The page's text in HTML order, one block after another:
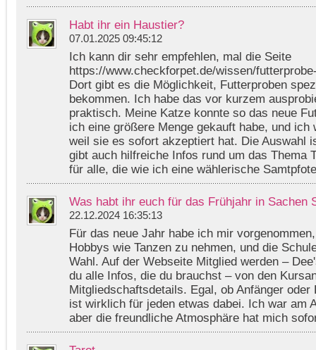
Habt ihr ein Haustier?
07.01.2025 09:45:12
Ich kann dir sehr empfehlen, mal die Seite
https://www.checkforpet.de/wissen/
Dort gibt es die Möglichkeit, Futterproben
bekommen. Ich habe das vor kurzem
praktisch. Meine Katze konnte so das neue
ich eine größere Menge gekauft habe, und ich
weil sie es sofort akzeptiert hat. Die Auswahl
gibt auch hilfreiche Infos rund um das Thema
für alle, die wie ich eine wählerische
Was habt ihr euch für das Frühjahr in Sachen
22.12.2024 16:35:13
Für das neue Jahr habe ich mir
Hobbys wie Tanzen zu nehmen, und die
Wahl. Auf der Webseite Mitglied werden –
du alle Infos, die du brauchst – von den
Mitgliedschaftsdetails. Egal, ob Anfänger oder
ist wirklich für jeden etwas dabei. Ich war am
aber die freundliche Atmosphäre hat mich